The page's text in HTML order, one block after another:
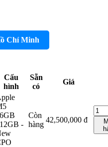
Chí Minh
Cấu
hình
Sẵn
có
Giá
-
Còn
hàng
42,500,000 đ